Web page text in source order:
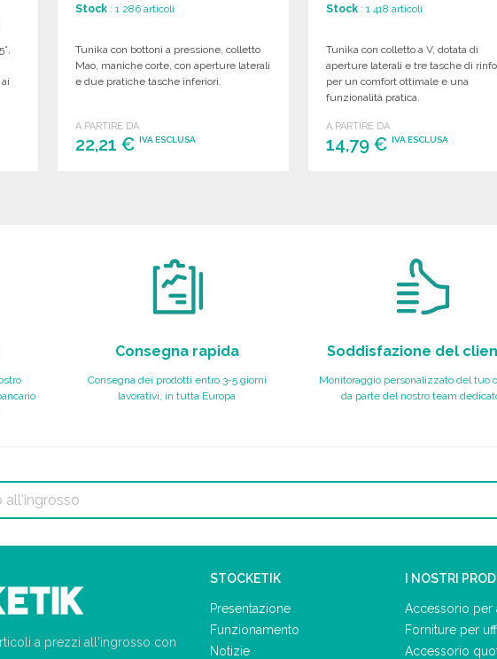
Stock : 1 286 articoli
Tunika con bottoni a pressione, colletto
Mao, maniche corte, con aperture laterali
e due pratiche tasche inferiori.
A PARTIRE DA
22,21 €IVA ESCLUSA
Stock : 1 418 articoli
Tunika con colletto a V, dotata di
aperture laterali e tre tasche di
per un comfort ottimale e una
funzionalità pratica.
A PARTIRE DA
14,79 €IVA ESCLUSA
Consegna rapida
Consegna dei prodotti entro 3-5 giorni
lavorativi, in tutta Europa
Soddisfazione del
Monitoraggio personalizzato del tuo
da parte del nostro team
a prezzi all'ingrosso con
STOCKETIK
Presentazione
Funzionamento
Notizie
I NOSTRI
Accessorio per
Forniture per
Accessorio